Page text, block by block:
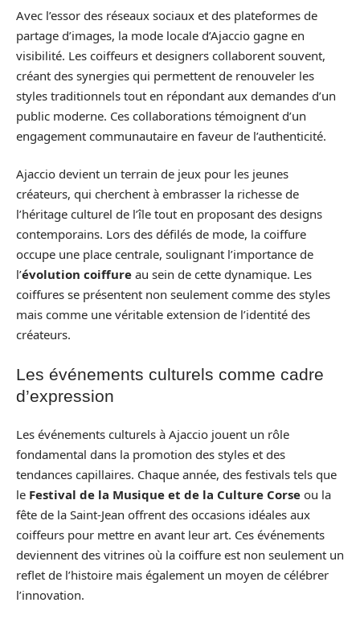
Avec l’essor des réseaux sociaux et des plateformes de
partage d’images, la mode locale d’Ajaccio gagne en
visibilité. Les coiffeurs et designers collaborent souvent,
créant des synergies qui permettent de renouveler les
styles traditionnels tout en répondant aux demandes d’un
public moderne. Ces collaborations témoignent d’un
engagement communautaire en faveur de l’authenticité.
Ajaccio devient un terrain de jeux pour les jeunes
créateurs, qui cherchent à embrasser la richesse de
l’héritage culturel de l’île tout en proposant des designs
contemporains. Lors des défilés de mode, la coiffure
occupe une place centrale, soulignant l’importance de
l’évolution coiffure au sein de cette dynamique. Les
coiffures se présentent non seulement comme des styles
mais comme une véritable extension de l’identité des
créateurs.
Les événements culturels comme cadre
d’expression
Les événements culturels à Ajaccio jouent un rôle
fondamental dans la promotion des styles et des
tendances capillaires. Chaque année, des festivals tels que
le Festival de la Musique et de la Culture Corse ou la
fête de la Saint-Jean offrent des occasions idéales aux
coiffeurs pour mettre en avant leur art. Ces événements
deviennent des vitrines où la coiffure est non seulement un
reflet de l’histoire mais également un moyen de célébrer
l’innovation.